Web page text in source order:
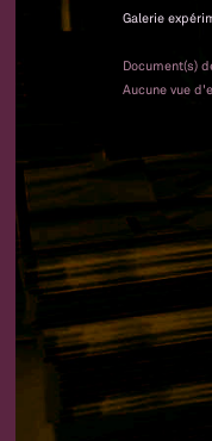
Galerie
Document(s)
Aucune vue